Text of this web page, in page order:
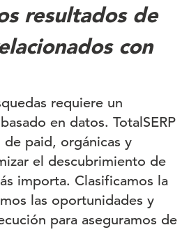
resultados de
con
requiere un
en datos. TotalSERP
paid, orgánicas y
el descubrimiento de
importa. Clasificamos la
las oportunidades y
para aseguramos de